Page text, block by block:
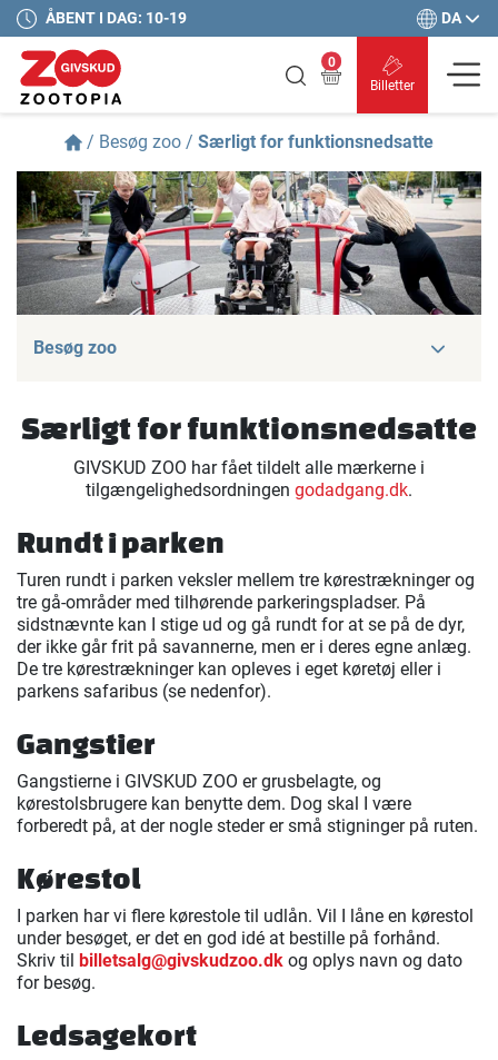
ÅBENT I DAG: 10-19 DA
Billetter
0
/ Besøg zoo / Særligt for funktionsnedsatte
Besøg zoo
Særligt for funktionsnedsatte
GIVSKUD ZOO har fået tildelt alle mærkerne i
tilgængelighedsordningen godadgang.dk.
Rundt i parken
Turen rundt i parken veksler mellem tre kørestrækninger og
tre gå-områder med tilhørende parkeringspladser. På
sidstnævnte kan I stige ud og gå rundt for at se på de dyr,
der ikke går frit på savannerne, men er i deres egne anlæg.
De tre kørestrækninger kan opleves i eget køretøj eller i
parkens safaribus (se nedenfor).
Gangstier
Gangstierne i GIVSKUD ZOO er grusbelagte, og
kørestolsbrugere kan benytte dem. Dog skal I være
forberedt på, at der nogle steder er små stigninger på ruten.
Kørestol
I parken har vi flere kørestole til udlån. Vil I låne en kørestol
under besøget, er det en god idé at bestille på forhånd.
Skriv til billetsalg@givskudzoo.dk og oplys navn og dato
for besøg.
Ledsagekort